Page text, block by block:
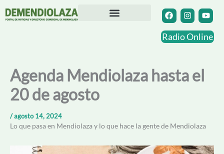
F
a
c
e
b
I
n
s
t
a
m
Y
o
u
t
u
Radio Online
Agenda Mendiolaza hasta el
20 de agosto
/agosto 14, 2024
Lo que pasa en Mendiolaza y lo que hace la gente de Mendiolaza